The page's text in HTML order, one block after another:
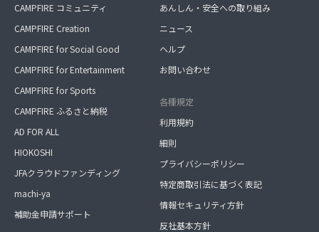
CAMPFIRE コミュニティ
CAMPFIRE Creation
CAMPFIRE for Social Good
CAMPFIRE for Entertainment
CAMPFIRE for Sports
CAMPFIRE ふるさと納税
AD FOR ALL
HIOKOSHI
JFAクラウドファンディング
machi-ya
補助金申請サポート
あんしん・安全への取り組み
ニュース
ヘルプ
お問い合わせ
各種規定
利用規約
細則
プライバシーポリシー
特定商取引法に基づく表記
情報セキュリティ方針
反社基本方針